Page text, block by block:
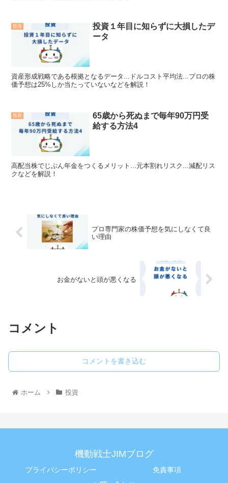
投資
投資１年目に知らずに大損したデ
ータ
資産形成戦略である根拠となるデータ...ドルコスト平均法...プロの株
価予想は25%しか当たっていないなどを解説！
投資
65歳から死ぬまで毎年90万円受
給する方法4
高配当株でじぶん年金をつくるメリット...元本割れリスク...減配リス
クなどを解説！
プロ専門家の株価予想を気にしなくて良
い理由
お金がないと頭が悪くなる
コメント
コメントを書き込む
ホーム 投資
機動戦士JIMブログ
プライバシーポリシー
免責事項